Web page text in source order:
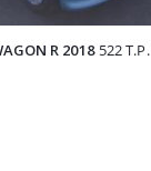
R 2018 522 Т.Р.